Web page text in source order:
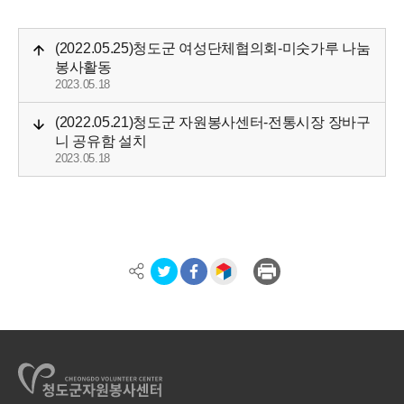
(2022.05.25)청도군 여성단체협의회-미숫가루 나눔
봉사활동
2023.05.18
(2022.05.21)청도군 자원봉사센터-전통시장 장바구
니 공유함 설치
2023.05.18